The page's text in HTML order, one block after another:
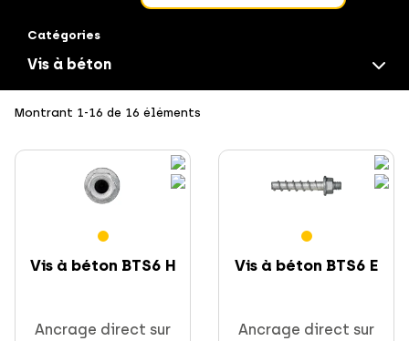
Catégories
Vis à béton
Montrant 1-16 de 16 éléments
Vis à béton BTS6 H
Ancrage direct sur
Vis à béton BTS6 E
Ancrage direct sur